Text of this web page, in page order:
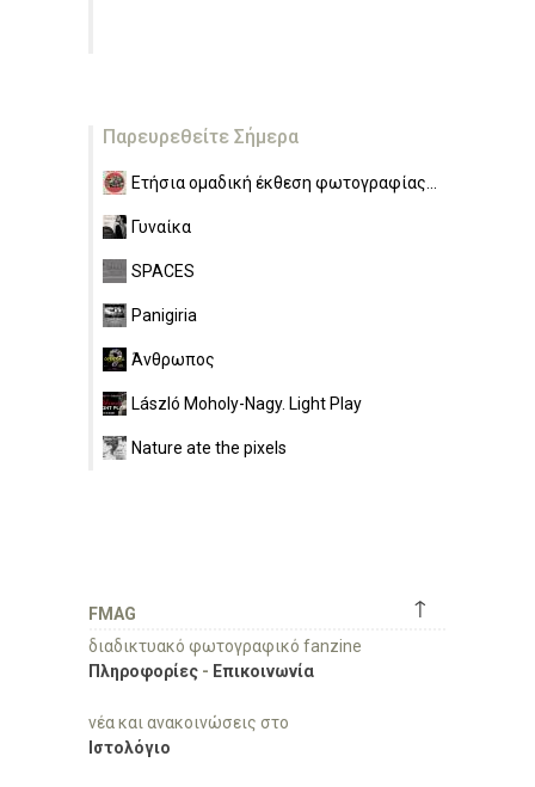
Παρευρεθείτε Σήμερα
Ετήσια ομαδική έκθεση φωτογραφίας...
Γυναίκα
SPACES
Panigiria
Άνθρωπος
László Moholy-Nagy. Light Play
Nature ate the pixels
↑
FMAG
διαδικτυακό φωτογραφικό fanzine
Πληροφορίες - Επικοινωνία
νέα και ανακοινώσεις στο
Ιστολόγιο